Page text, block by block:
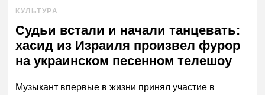
КУЛЬТУРА
Судьи встали и начали танцевать:
хасид из Израиля произвел фурор
на украинском песенном телешоу
Музыкант впервые в жизни принял участие в